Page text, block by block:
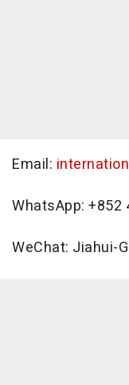
Email:
WhatsApp: +852
WeChat: Jiahui-